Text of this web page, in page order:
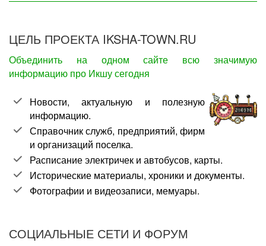
ЦЕЛЬ ПРОЕКТА IKSHA-TOWN.RU
Объединить на одном сайте всю значимую
информацию про Икшу сегодня
Новости, актуальную и полезную
информацию.
Справочник служб, предприятий, фирм
и организаций поселка.
Расписание электричек и автобусов, карты.
Исторические материалы, хроники и документы.
Фотографии и видеозаписи, мемуары.
СОЦИАЛЬНЫЕ СЕТИ И ФОРУМ